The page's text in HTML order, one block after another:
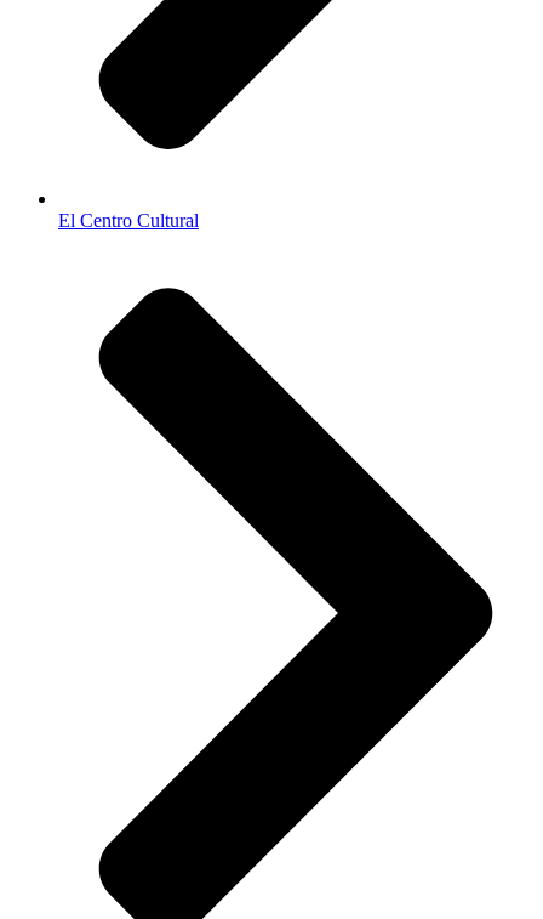
El Centro Cultural